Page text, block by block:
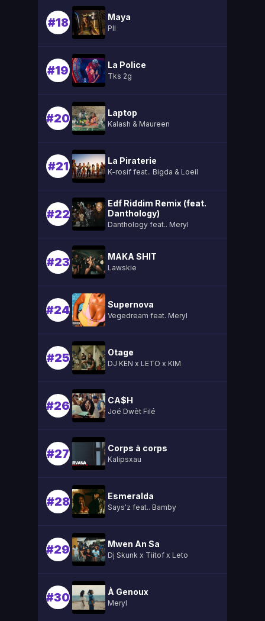
#18 Maya
Pll
#19 La Police
Tks 2g
#20 Laptop
Kalash & Maureen
#21 La Piraterie
K-rosif feat.. Bigda & Loeil
#22
Edf Riddim Remix (feat.
Danthology)
Danthology feat.. Meryl
#23 MAKA SHIT
Lawskie
#24 Supernova
Vegedream feat. Meryl
#25 Otage
DJ KEN x LETO x KIM
#26 CA$H
Joé Dwèt Filé
#27 Corps à corps
Kalipsxau
#28 Esmeralda
Says'z feat.. Bamby
#29 Mwen An Sa
Dj Skunk x Tiitof x Leto
#30 À Genoux
Meryl